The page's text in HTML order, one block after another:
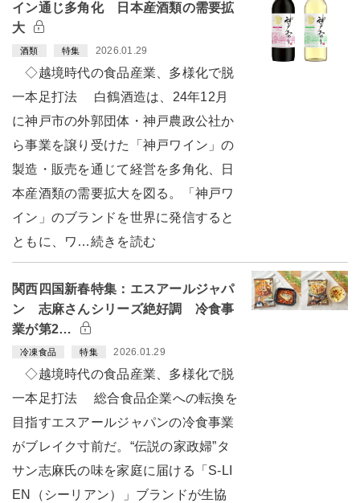
イン通じ多角化 日本産酒類の需要拡
大
酒類 特集 2026.01.29
◇越境時代の食品産業、多様化で脱
一本足打法 白鶴酒造は、24年12月
に神戸市の外郭団体・神戸農政公社か
ら事業を譲り受けた「神戸ワイン」の
製造・販売を通じて経営を多角化、日
本産酒類の需要拡大を図る。「神戸ワ
イン」のブランドを世界に発信すると
ともに、ワ…続きを読む
関西四国新春特集：エスアールジャパ
ン 志麻さんシリーズ絶好調 冷食事
業が第2…
冷凍食品 特集 2026.01.29
◇越境時代の食品産業、多様化で脱
一本足打法 総合食品企業への転換を
目指すエスアールジャパンの冷食事業
がブレイク寸前だ。“伝説の家政婦”タ
サン志麻氏の味を家庭に届ける「S-LI
EN（シーリアン）」ブランドが生協